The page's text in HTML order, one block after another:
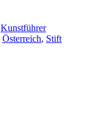
Kunstführer
Österreich, Stift